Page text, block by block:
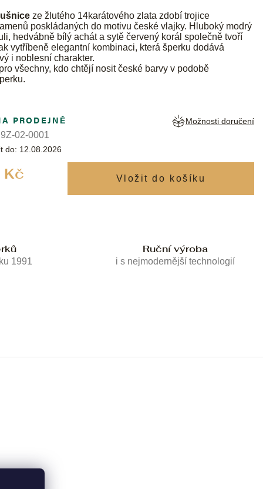
ze žlutého 14karátového zlata zdobí trojice
poskládaných do motivu české vlajky. Hluboký modrý
hedvábně bílý achát a sytě červený korál společně tvoří
vytříbeně elegantní kombinaci, která šperku dodává
i noblesní charakter.
všechny, kdo chtějí nosit české barvy v podobě
PRODEJNĚ
do: 12.08.2026
Možnosti doručení
02-0001
1991
Ruční výroba
i s nejmodernější technologií